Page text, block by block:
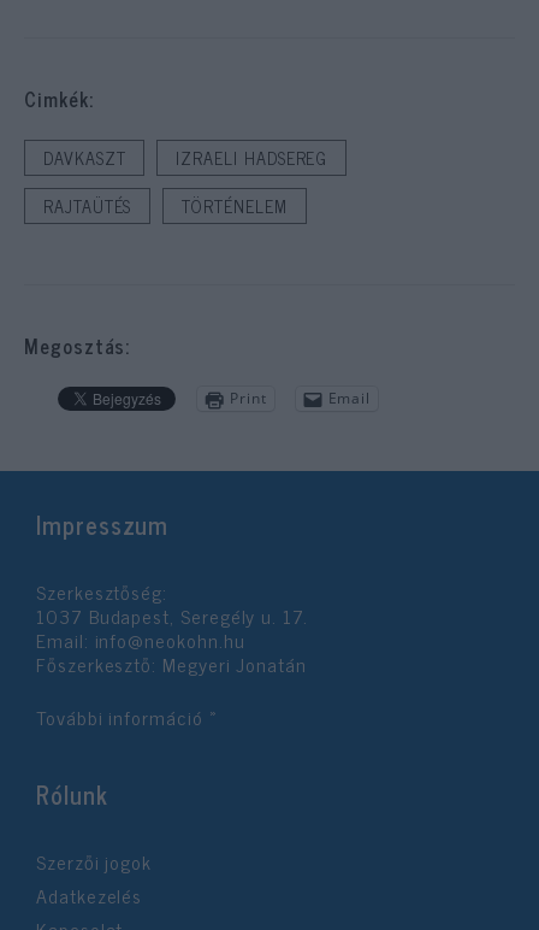
Cimkék:
DAVKASZT
IZRAELI HADSEREG
RAJTAÜTÉS
TÖRTÉNELEM
Megosztás:
Print Email
Impresszum
Szerkesztőség:
1037 Budapest, Seregély u. 17.
Email: info@neokohn.hu
Főszerkesztő: Megyeri Jonatán
További információ »
Rólunk
Szerzői jogok
Adatkezelés